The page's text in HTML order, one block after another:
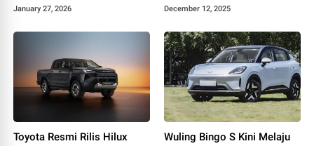
di Bawah Rp1 Miliar
January 27, 2026
Bantuan
December 12, 2025
Toyota Resmi Rilis Hilux
Wuling Bingo S Kini Melaju